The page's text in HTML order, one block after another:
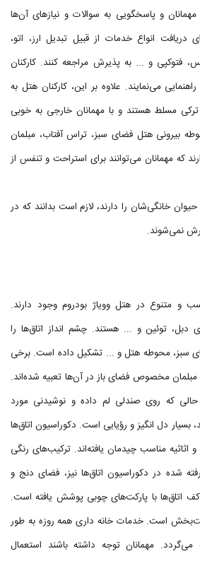
و پاسخگویی به سوالات و نیازهای آن‌ها
دریافت انواع خدمات از قبیل تبدیل ارز، اتو،
فتوکپی و ... به پذیرش مراجعه کنند. کارکنان
می‌نمایند. علاوه بر این، کارکنان هتل به
ترکی مسلط هستند و با مهمانان خارجی به خوبی
بیرونی هتل فضای سبز، تراس آفتاب، مبلمان
که مهمانان می‌توانند برای استراحت و تنفس از
خانگی‌شان را دارند، لازم است بدانند که در
نمی‌شوند.
و متنوع در هتل وویاژ بودروم وجود دارند.
دبل، توئین و ... هستند. چشم انداز اتاق‌ها را
سبز، محوطه هتل و ... تشکیل داده است. برخی
مبلمان مخصوص فضای باز در آن‌ها تعبیه شده‌اند.
که روی صندلی لم داده و نوشیدنی مورد
بسیار دل انگیز و رؤیایی است. دکوراسیون اتاق‌ها
اثاثیه مناسب چیدمان یافته‌اند. ترکیب‌های رنگی
شده در دکوراسیون اتاق‌ها نیز، فضای دنج و
اتاق‌ها با پارکت‌های چوبی پوشش یافته است.
است. خدمات خانه داری همه روزه به طور
می‌گردد. مهمانان توجه داشته باشند استعمال